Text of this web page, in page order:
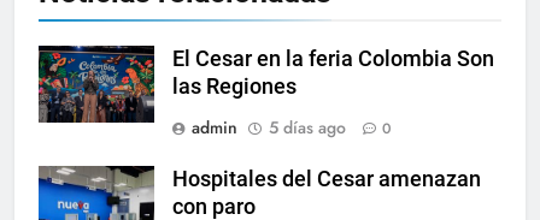
El Cesar en la feria Colombia Son
las Regiones
admin
5 días ago 0
Hospitales del Cesar amenazan
con paro